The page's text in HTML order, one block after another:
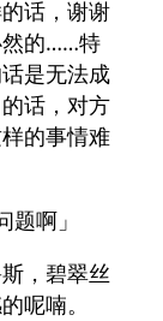
话，谢谢
然的……特
是无法成
话，对方
的事情难
啊」
，碧翠丝
呢喃。